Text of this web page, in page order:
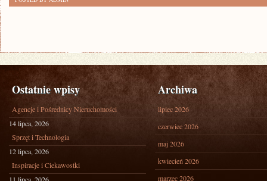
Ostatnie wpisy
Agencje i Pośrednicy Nieruchomości
14 lipca, 2026
Sprzęt i Technologia
12 lipca, 2026
Inspiracje i Ciekawostki
Archiwa
lipiec 2026
czerwiec 2026
maj 2026
kwiecień 2026
marzec 2026